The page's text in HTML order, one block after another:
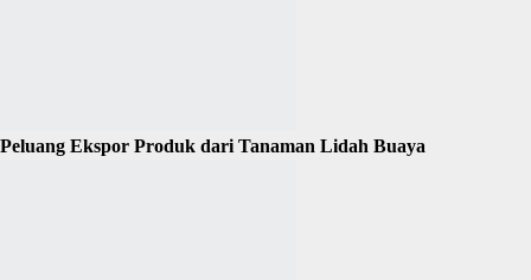
Peluang Ekspor Produk dari Tanaman Lidah Buaya